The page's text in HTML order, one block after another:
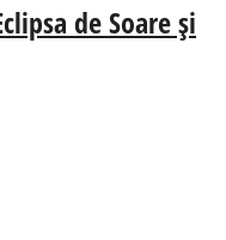
de Soare și